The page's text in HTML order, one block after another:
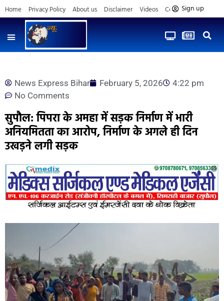
Home Privacy Policy About us Disclaimer Videos Contact us
Sign up
News Express Bihar February 5, 2026
4:22 pm
No Comments
सुपौल: पिपरा के अमहा में सड़क निर्माण में भारी
अनियमितता का आरोप, निर्माण के अगले ही दिन
उखड़ने लगी सड़क